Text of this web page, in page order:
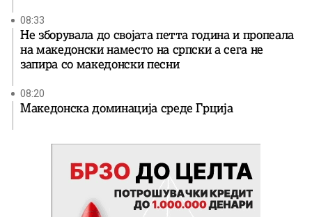
08:33
Не зборувала до својата петта година и пропеала
на македонски наместо на српски а сега не
запира со македонски песни
08:20
Македонска доминација среде Грција